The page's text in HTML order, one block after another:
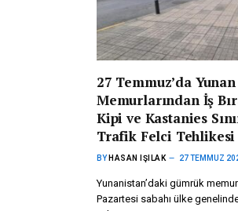
27 Temmuz’da
Memurlarından İş
Kipi ve Kastanies
Trafik Felci Tehlikesi
BY HASAN IŞILAK 27 TEMMUZ
Yunanistan’daki gümrük
Pazartesi sabahı ülke